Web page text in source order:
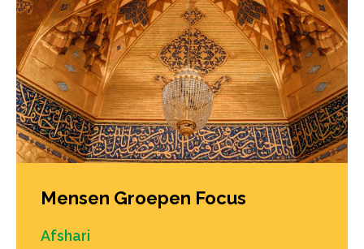
Mensen Groepen Focus
Afshari